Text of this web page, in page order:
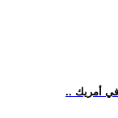
في أمريك